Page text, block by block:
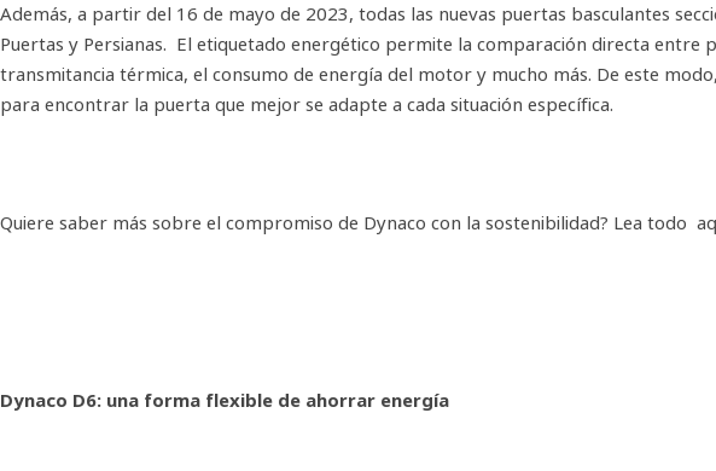
Además, a partir del 16 de mayo de 2023, todas las nuevas puertas basculantes
Puertas y Persianas. El etiquetado energético permite la comparación directa
transmitancia térmica, el consumo de energía del motor y mucho más. De este
para encontrar la puerta que mejor se adapte a cada situación específica.
Quiere saber más sobre el compromiso de Dynaco con la sostenibilidad? Lea todo
Dynaco D6: una forma flexible de ahorrar energía